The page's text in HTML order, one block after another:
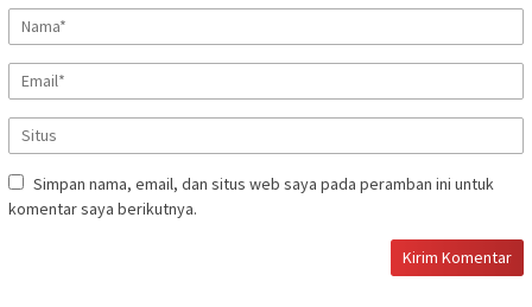
Simpan nama, email, dan situs web saya pada peramban ini untuk
komentar saya berikutnya.